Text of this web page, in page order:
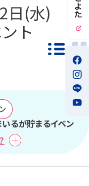
日(水)
ト
一覧
るが貯まるイベン